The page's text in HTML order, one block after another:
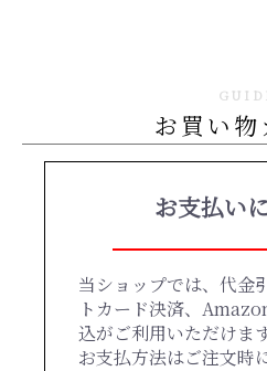
お買い物
お支払い
当ショップでは、代金
トカード決済、
込がご利用いただけます
お支払方法はご注文時